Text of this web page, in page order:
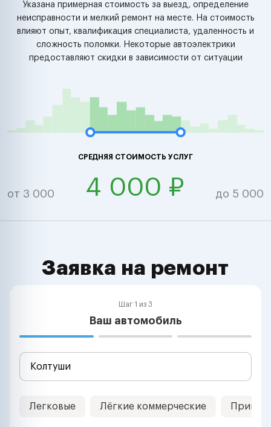
Указана примерная стоимость за выезд, определение
неисправности и мелкий ремонт на месте. На стоимость
влияют опыт, квалификация специалиста, удаленность и
сложность поломки. Некоторые автоэлектрики
предоставляют скидки в зависимости от ситуации
СРЕДНЯЯ СТОИМОСТЬ УСЛУГ
от 3 000 4 000 ₽ до 5 000
Заявка на ремонт
Шаг 1 из 3
Ваш автомобиль
Легковые Лёгкие коммерческие